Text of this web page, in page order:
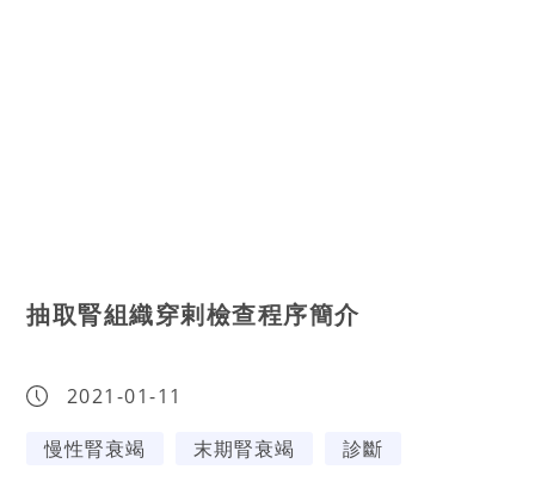
抽取腎組織穿剌檢查程序簡介
2021-01-11
慢性腎衰竭
末期腎衰竭 診斷